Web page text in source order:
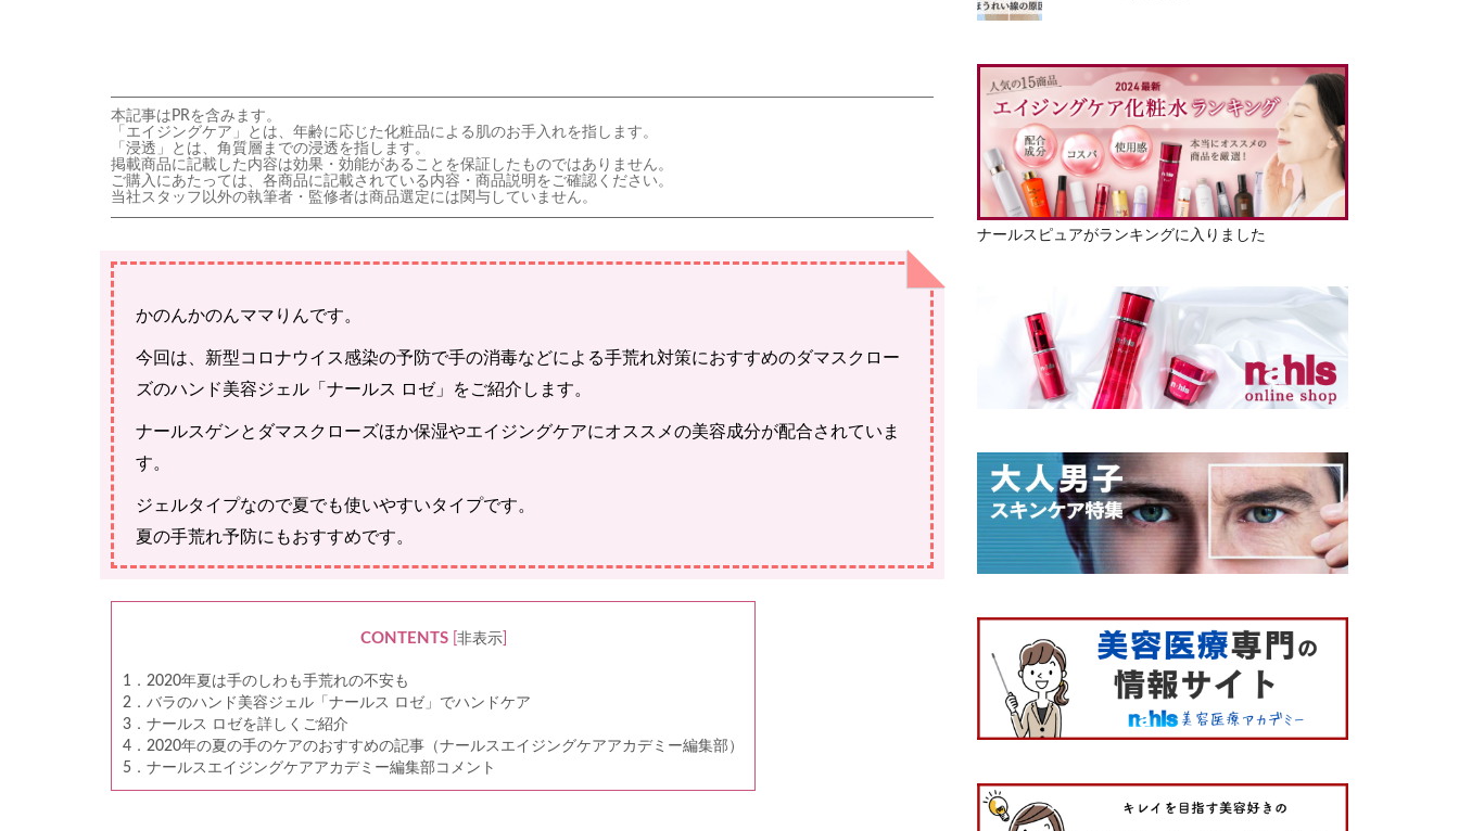
本記事はPRを含みます。
「エイジングケア」とは、年齢に応じた化粧品による肌のお手入れを指します。
「浸透」とは、角質層までの浸透を指します。
掲載商品に記載した内容は効果・効能があることを保証したものではありません。
ご購入にあたっては、各商品に記載されている内容・商品説明をご確認ください。
当社スタッフ以外の執筆者・監修者は商品選定には関与していません。
かのんかのんママりんです。
今回は、新型コロナウイス感染の予防で手の消毒などによる手荒れ対策におすすめのダマスクロー
ズのハンド美容ジェル「ナールス ロゼ」をご紹介します。
ナールスゲンとダマスクローズほか保湿やエイジングケアにオススメの美容成分が配合されていま
す。
ジェルタイプなので夏でも使いやすいタイプです。
夏の手荒れ予防にもおすすめです。
CONTENTS 非表示]
1．2020年夏は手のしわも手荒れの不安も
2．バラのハンド美容ジェル「ナールス ロゼ」でハンドケア
3．ナールス ロゼを詳しくご紹介
4．2020年の夏の手のケアのおすすめの記事（ナールスエイジングケアアカデミー編集部）
5．ナールスエイジングケアアカデミー編集部コメント
ナールスピュアがランキングに入りました